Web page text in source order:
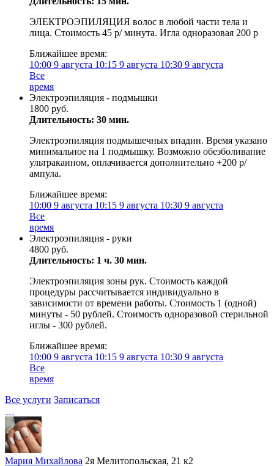
ЭЛЕКТРОЭПИЛЯЦИЯ волос в любой части тела и
лица. Стоимость 45 р/ минута. Игла одноразовая 200 р
Ближайшее время:
10:00 9 августа 10:15 9 августа 10:30 9 августа
Все
время
Электроэпиляция - подмышки
1800 руб.
Длительность: 30 мин.
Электроэпиляция подмышечных впадин. Время указано
минимальное на 1 подмышку. Возможно обезболивание
ультракаином, оплачивается дополнительно +200 р/
ампула.
Ближайшее время:
10:00 9 августа 10:15 9 августа 10:30 9 августа
Все
время
Электроэпиляция - руки
4800 руб.
Длительность: 1 ч. 30 мин.
Электроэпиляция зоны рук. Стоимость каждой
процедуры рассчитывается индивидуально в
зависимости от времени работы. Стоимость 1 (одной)
минуты - 50 рублей. Стоимость одноразовой стерильной
иглы - 300 рублей.
Ближайшее время:
10:00 9 августа 10:15 9 августа 10:30 9 августа
Все
время
Все услуги Записаться
Мария Михайлова 2я Мелитопольская, 21 к2